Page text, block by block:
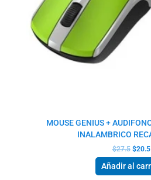
MOUSE GENIUS +
INALAMBRICO
$27.5 $20.5
Añadir al